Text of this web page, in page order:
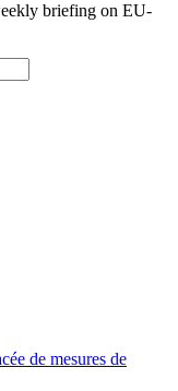
briefing on EU-
de mesures de